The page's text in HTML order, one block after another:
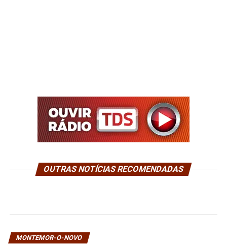
OUTRAS NOTÍCIAS RECOMENDADAS
MONTEMOR-O-NOVO